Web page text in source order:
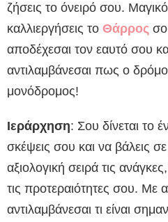
ζήσεις το όνειρό σου.
καλλιεργήσεις το Θάρρος
αποδέχεσαι τον εαυτό σου
αντιλαμβάνεσαι πως ο
μονόδρομος!
Ιεράρχηση: Σου δίνεται το
σκέψεις σου και να βάλεις
αξιολογική σειρά τις
τις προτεραιότητες σου. Με
αντιλαμβάνεσαι τι είναι